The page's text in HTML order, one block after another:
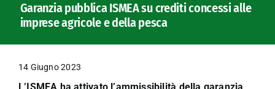
News
Garanzia pubblica ISMEA su crediti concessi alle
imprese agricole e della pesca
14 Giugno 2023